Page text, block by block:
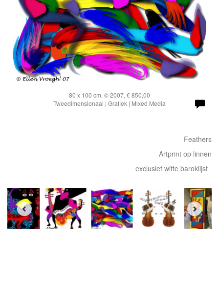
80 x 100 cm, © 2007, € 850,00
Tweedimensionaal | Grafiek | Mixed Media
Feathers
Artprint op linnen
exclusief witte baroklijst